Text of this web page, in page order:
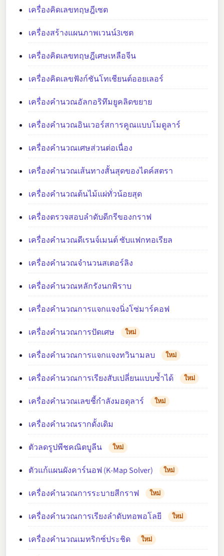
เครื่องคิดเลขทฤษฎีเซต
เครื่องสร้างแผนภาพเวนน์3เซต
เครื่องคิดเลขทฤษฎีเศษเหลือจีน
เครื่องคิดเลขฟังก์ชันโทเชียนต์ออยเลอร์
เครื่องคำนวณอัลกอริทึมยูคลิดขยาย
เครื่องคำนวณอินเวอร์สการคูณแบบโมดูลาร์
เครื่องคำนวณเศษส่วนต่อเนื่อง
เครื่องคำนวณเส้นทางสั้นสุดของไดค์สตรา
เครื่องคำนวณต้นไม้แผ่ทั่วน้อยสุด
เครื่องตรวจสอบลำดับดีกรีของกราฟ
เครื่องคำนวณดีเรนจ์เมนต์ ซับแฟกทอเรียล
เครื่องคำนวณจำนวนสเตอร์ลิง
เครื่องคำนวณหลักรังนกพิราบ
เครื่องคำนวณการแจกแจงนิ่งโซ่มาร์คอฟ
เครื่องคำนวณการปัดเศษ ใหม่
เครื่องคำนวณการแจกแจงทวินามลบ ใหม่
เครื่องคำนวณการเรียงสับเปลี่ยนแบบซ้ำได้ ใหม่
เครื่องคำนวณเลขชี้กำลังมอดุลาร์ ใหม่
เครื่องคำนวณรากดั้งเดิม
ตัวลดรูปพีชคณิตบูลีน ใหม่
ตัวแก้แผนผังคาร์นอฟ (K-Map Solver) ใหม่
เครื่องคำนวณการระบายสีกราฟ ใหม่
เครื่องคำนวณการเรียงลำดับทอพอโลยี ใหม่
เครื่องคำนวณเมทริกซ์ประชิด ใหม่